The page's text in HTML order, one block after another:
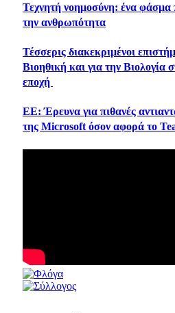
Τεχνητή νοημοσύνη: ένα φάσμα
την ανθρωπότητα
Τέσσερις διακεκριμένοι
Βιοηθική και για την Βιολογία
εποχή
ΕΕ: Έρευνα για πιθανές
της Microsoft όσον αφορά το